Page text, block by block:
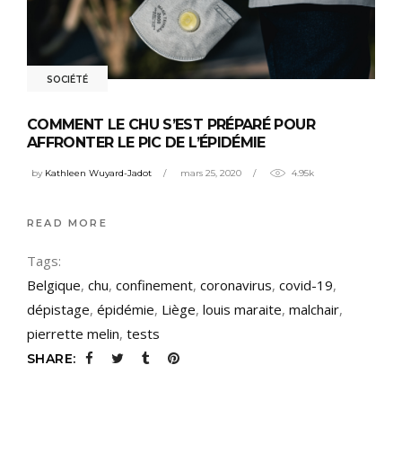
SOCIÉTÉ
COMMENT LE CHU S’EST PRÉPARÉ POUR
AFFRONTER LE PIC DE L’ÉPIDÉMIE
by Kathleen Wuyard-Jadot mars 25, 2020 4.95k
READ MORE
Tags:
Belgique, chu, confinement, coronavirus, covid-19,
dépistage, épidémie, Liège, louis maraite, malchair,
pierrette melin, tests
SHARE: